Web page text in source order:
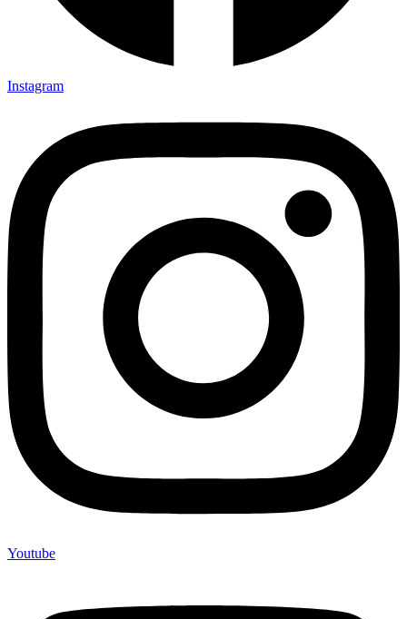
Instagram
Youtube